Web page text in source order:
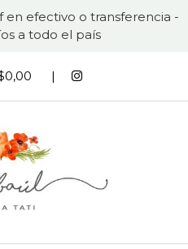
en efectivo o transferencia -
a todo el país